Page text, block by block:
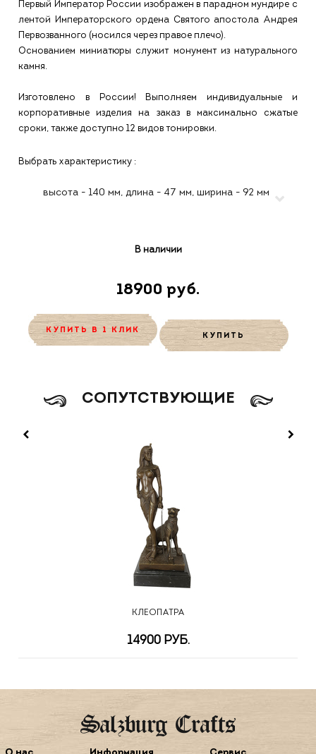
Первый Император России изображен в парадном мундире с
лентой Императорского ордена Святого апостола Андрея
Первозванного (носился через правое плечо).
Основанием миниатюры служит монумент из натурального
камня.
Изготовлено в России! Выполняем индивидуальные и
корпоративные изделия на заказ в максимально сжатые
сроки, также доступно 12 видов тонировки.
Выбрать характеристику :
В наличии
18900 руб.
КУПИТЬ В 1 КЛИК
КУПИТЬ
CОПУТСТВУЮЩИЕ
КЛЕОПАТРА
14900 РУБ.